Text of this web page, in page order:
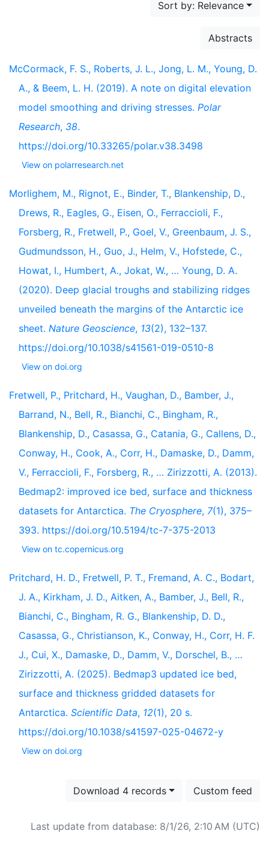
Sort by: Relevance
Abstracts
McCormack, F. S., Roberts, J. L., Jong, L. M., Young, D.
A., & Beem, L. H. (2019). A note on digital elevation
model smoothing and driving stresses. Polar
Research, 38.
https://doi.org/10.33265/polar.v38.3498
View on polarresearch.net
Morlighem, M., Rignot, E., Binder, T., Blankenship, D.,
Drews, R., Eagles, G., Eisen, O., Ferraccioli, F.,
Forsberg, R., Fretwell, P., Goel, V., Greenbaum, J. S.,
Gudmundsson, H., Guo, J., Helm, V., Hofstede, C.,
Howat, I., Humbert, A., Jokat, W., … Young, D. A.
(2020). Deep glacial troughs and stabilizing ridges
unveiled beneath the margins of the Antarctic ice
sheet. Nature Geoscience, 13(2), 132–137.
https://doi.org/10.1038/s41561-019-0510-8
View on doi.org
Fretwell, P., Pritchard, H., Vaughan, D., Bamber, J.,
Barrand, N., Bell, R., Bianchi, C., Bingham, R.,
Blankenship, D., Casassa, G., Catania, G., Callens, D.,
Conway, H., Cook, A., Corr, H., Damaske, D., Damm,
V., Ferraccioli, F., Forsberg, R., … Zirizzotti, A. (2013).
Bedmap2: improved ice bed, surface and thickness
datasets for Antarctica. The Cryosphere, 7(1), 375–
393. https://doi.org/10.5194/tc-7-375-2013
View on tc.copernicus.org
Pritchard, H. D., Fretwell, P. T., Fremand, A. C., Bodart,
J. A., Kirkham, J. D., Aitken, A., Bamber, J., Bell, R.,
Bianchi, C., Bingham, R. G., Blankenship, D. D.,
Casassa, G., Christianson, K., Conway, H., Corr, H. F.
J., Cui, X., Damaske, D., Damm, V., Dorschel, B., …
Zirizzotti, A. (2025). Bedmap3 updated ice bed,
surface and thickness gridded datasets for
Antarctica. Scientific Data, 12(1), 20 s.
https://doi.org/10.1038/s41597-025-04672-y
View on doi.org
Download 4 records Custom feed
Last update from database: 8/1/26, 2:10 AM (UTC)